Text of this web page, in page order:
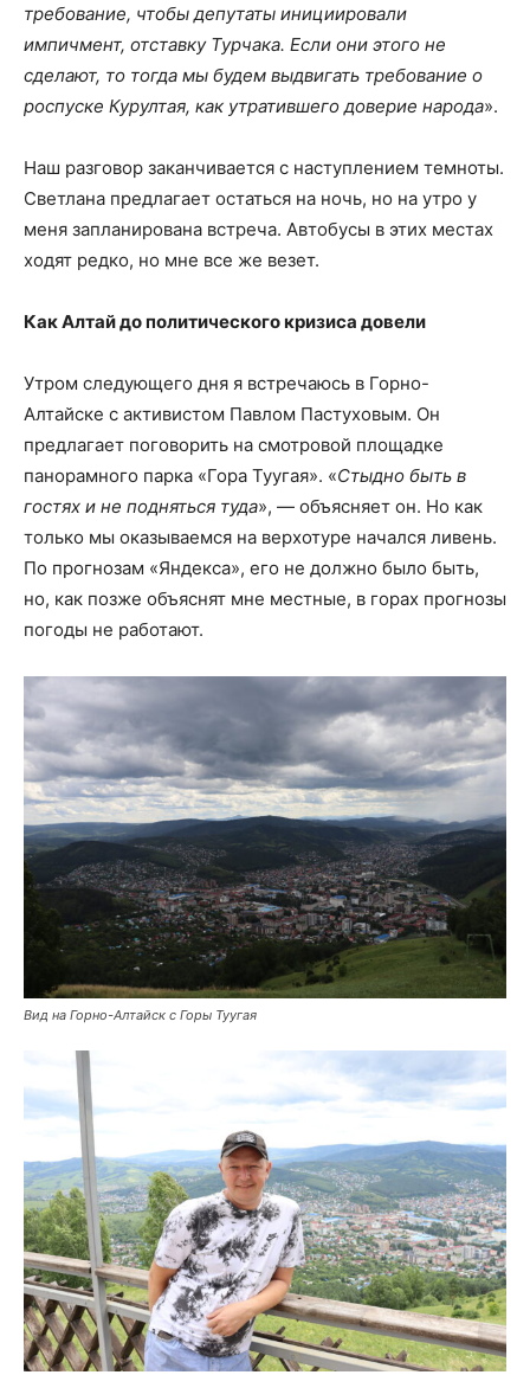
требование, чтобы депутаты инициировали
импичмент, отставку Турчака. Если они этого не
сделают, то тогда мы будем выдвигать требование о
роспуске Курултая, как утратившего доверие народа».
Наш разговор заканчивается с наступлением темноты.
Светлана предлагает остаться на ночь, но на утро у
меня запланирована встреча. Автобусы в этих местах
ходят редко, но мне все же везет.
Как Алтай до политического кризиса довели
Утром следующего дня я встречаюсь в Горно-
Алтайске с активистом Павлом Пастуховым. Он
предлагает поговорить на смотровой площадке
панорамного парка «Гора Туугая». «Стыдно быть в
гостях и не подняться туда», — объясняет он. Но как
только мы оказываемся на верхотуре начался ливень.
По прогнозам «Яндекса», его не должно было быть,
но, как позже объяснят мне местные, в горах прогнозы
погоды не работают.
Вид на Горно-Алтайск с Горы Туугая